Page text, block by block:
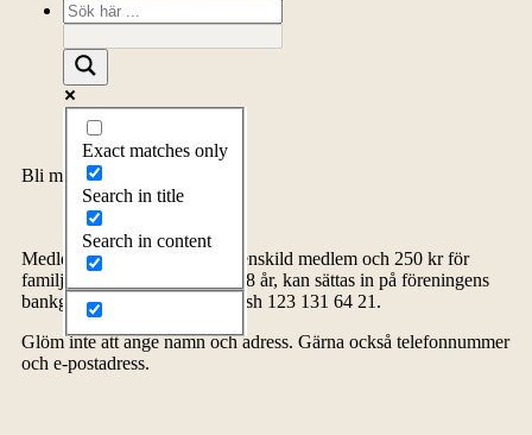
Exact matches only
Search in title
Search in content
Bli medlem
Medlemsavgiften, 150 kr för enskild medlem och 250 kr för
familj inklusive barn upp till 18 år, kan sättas in på föreningens
bankgiro 5278-4576 eller Swish 123 131 64 21.
Glöm inte att ange namn och adress. Gärna också telefonnummer
och e-postadress.